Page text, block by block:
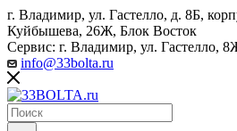
г. Владимир, ул. Гастелло, д. 8Б,
Куйбышева, 26Ж, Блок Восток
Сервис: г. Владимир, ул. Гастелло,
info@33bolta.ru